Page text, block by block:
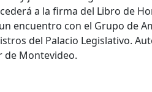
a la firma del Libro de
encuentro con el Grupo de
del Palacio Legislativo.
de Montevideo.